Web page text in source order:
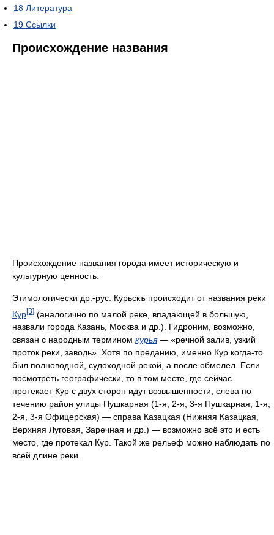
18 Литература
19 Ссылки
Происхождение названия
Происхождение названия города имеет историческую и
культурную ценность.
Этимологически др.-рус. Курьскъ происходит от названия реки
Кур[3] (аналогично по малой реке, впадающей в большую,
назвали города Казань, Москва и др.). Гидроним, возможно,
связан с народным термином курья— «речной залив, узкий
проток реки, заводь». Хотя по преданию, именно Кур когда-то
был полноводной, судоходной рекой, а после обмелел. Если
посмотреть географически, то в том месте, где сейчас
протекает Кур с двух сторон идут возвышенности, слева по
течению район улицы Пушкарная (1-я, 2-я, 3-я Пушкарная, 1-я,
2-я, 3-я Офицерская) — справа Казацкая (Нижняя Казацкая,
Верхняя Луговая, Заречная и др.) — возможно всё это и есть
место, где протекал Кур. Такой же рельеф можно наблюдать по
всей длине реки.